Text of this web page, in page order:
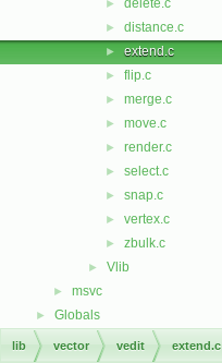
► delete.c
► distance.c
► extend.c
► flip.c
► merge.c
► move.c
► render.c
► select.c
► snap.c
► vertex.c
► zbulk.c
► Vlib
► msvc
► Globals
lib vector vedit extend.c